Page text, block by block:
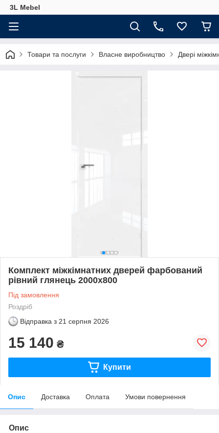
3L Mebel
Товари та послуги Власне виробництво Двері
Комплект міжкімнатних дверей фарбований
рівний глянець 2000х800
Під замовлення
Роздріб
Відправка з 21 серпня 2026
15 140 ₴
Купити
Опис Доставка Оплата Умови повернення
Опис